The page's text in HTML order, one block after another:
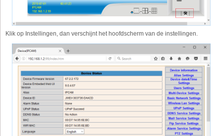
Klik op Instellingen, dan verschijnt het hoofdscherm van de instellingen.